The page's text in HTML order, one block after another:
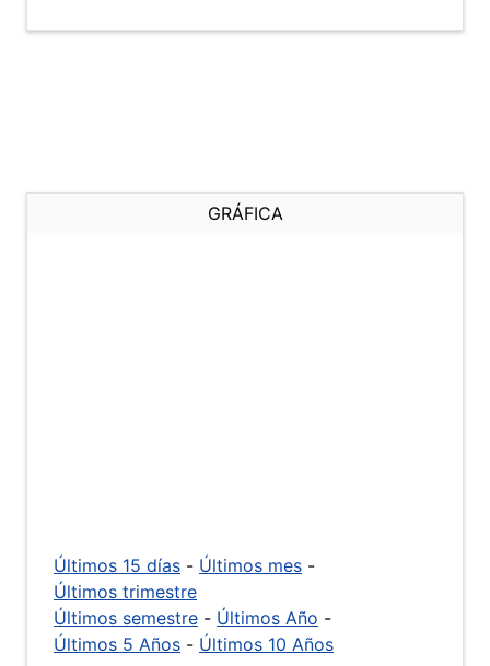
GRÁFICA
Últimos 15 días - Últimos mes -
Últimos trimestre
Últimos semestre - Últimos Año -
Últimos 5 Años - Últimos 10 Años